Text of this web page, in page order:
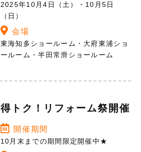
2025年10月4日（土）・10月5日
（日）
会場
東海知多ショールーム・大府東浦ショ
ールーム・半田常滑ショールーム
得トク！リフォーム祭開催
開催期間
10月末までの期間限定開催中★